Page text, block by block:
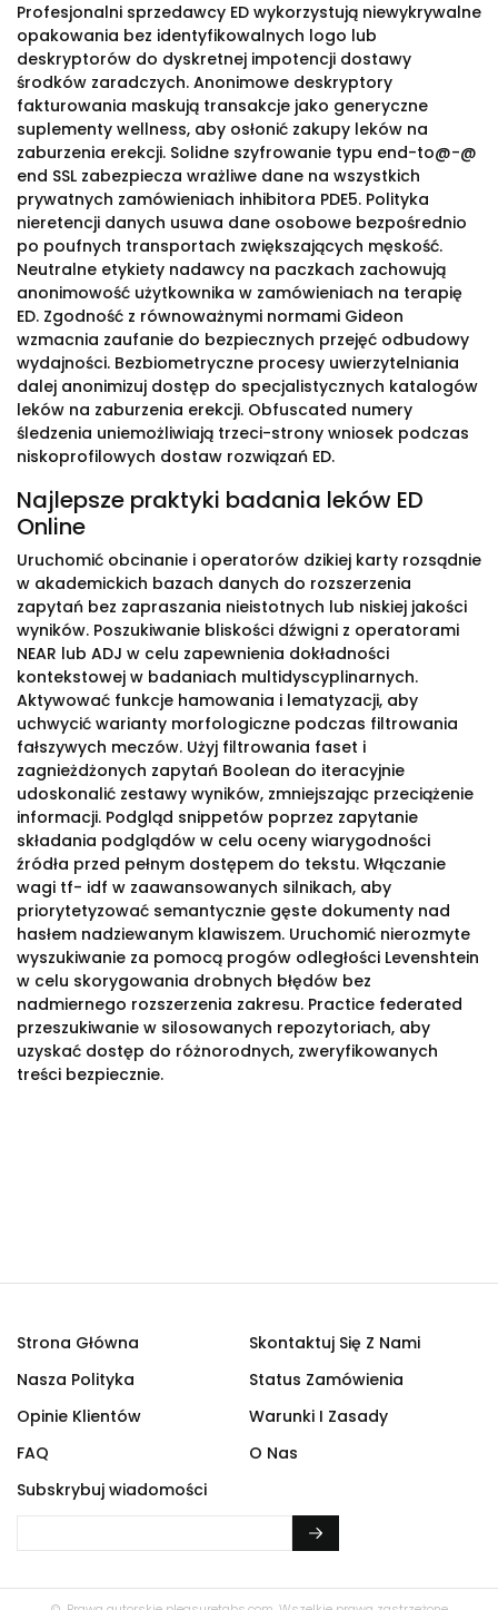
Profesjonalni sprzedawcy ED wykorzystują niewykrywalne
opakowania bez identyfikowalnych logo lub
deskryptorów do dyskretnej impotencji dostawy
środków zaradczych. Anonimowe deskryptory
fakturowania maskują transakcje jako generyczne
suplementy wellness, aby osłonić zakupy leków na
zaburzenia erekcji. Solidne szyfrowanie typu end-to@-@
end SSL zabezpiecza wrażliwe dane na wszystkich
prywatnych zamówieniach inhibitora PDE5. Polityka
nieretencji danych usuwa dane osobowe bezpośrednio
po poufnych transportach zwiększających męskość.
Neutralne etykiety nadawcy na paczkach zachowują
anonimowość użytkownika w zamówieniach na terapię
ED. Zgodność z równoważnymi normami Gideon
wzmacnia zaufanie do bezpiecznych przejęć odbudowy
wydajności. Bezbiometryczne procesy uwierzytelniania
dalej anonimizuj dostęp do specjalistycznych katalogów
leków na zaburzenia erekcji. Obfuscated numery
śledzenia uniemożliwiają trzeci-strony wniosek podczas
niskoprofilowych dostaw rozwiązań ED.
Najlepsze praktyki badania leków ED
Online
Uruchomić obcinanie i operatorów dzikiej karty rozsądnie
w akademickich bazach danych do rozszerzenia
zapytań bez zapraszania nieistotnych lub niskiej jakości
wyników. Poszukiwanie bliskości dźwigni z operatorami
NEAR lub ADJ w celu zapewnienia dokładności
kontekstowej w badaniach multidyscyplinarnych.
Aktywować funkcje hamowania i lematyzacji, aby
uchwycić warianty morfologiczne podczas filtrowania
fałszywych meczów. Użyj filtrowania faset i
zagnieżdżonych zapytań Boolean do iteracyjnie
udoskonalić zestawy wyników, zmniejszając przeciążenie
informacji. Podgląd snippetów poprzez zapytanie
składania podglądów w celu oceny wiarygodności
źródła przed pełnym dostępem do tekstu. Włączanie
wagi tf- idf w zaawansowanych silnikach, aby
priorytetyzować semantycznie gęste dokumenty nad
hasłem nadziewanym klawiszem. Uruchomić nierozmyte
wyszukiwanie za pomocą progów odległości Levenshtein
w celu skorygowania drobnych błędów bez
nadmiernego rozszerzenia zakresu. Practice federated
przeszukiwanie w silosowanych repozytoriach, aby
uzyskać dostęp do różnorodnych, zweryfikowanych
treści bezpiecznie.
Strona Główna
Skontaktuj Się Z Nami
Nasza Polityka
Status Zamówienia
Opinie Klientów
Warunki I Zasady
FAQ
O Nas
Subskrybuj wiadomości